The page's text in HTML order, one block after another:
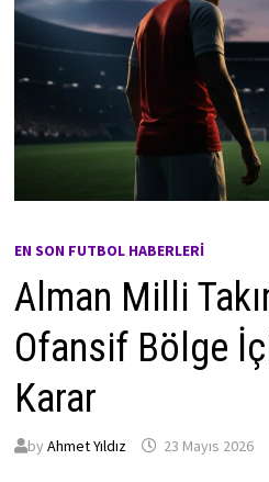
EN SON FUTBOL HABERLERI
Alman Milli
Ofansif Bölge
Karar
by Ahmet Yıldız 23 Mayıs 2026